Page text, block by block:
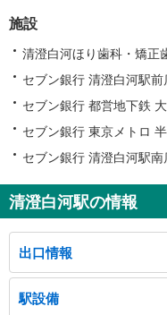
施設
清澄白河ほり歯科・矯正
セブン銀行 清澄白河駅
セブン銀行 都営地下鉄
セブン銀行 東京メトロ
セブン銀行 清澄白河駅
清澄白河駅の情報
出口情報
Ａ１出口
小名木川、芭蕉庵史跡展望庭
駅設備